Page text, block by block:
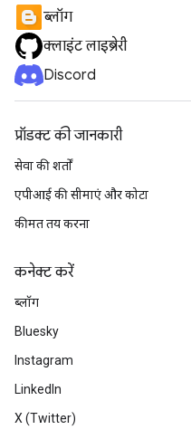
ब्लॉग
क्लाइंट लाइब्रेरी
Discord
प्रॉडक्ट की जानकारी
सेवा की शर्तों
एपीआई की सीमाएं और कोटा
कीमत तय करना
कनेक्ट करें
ब्लॉग
Bluesky
Instagram
LinkedIn
X (Twitter)